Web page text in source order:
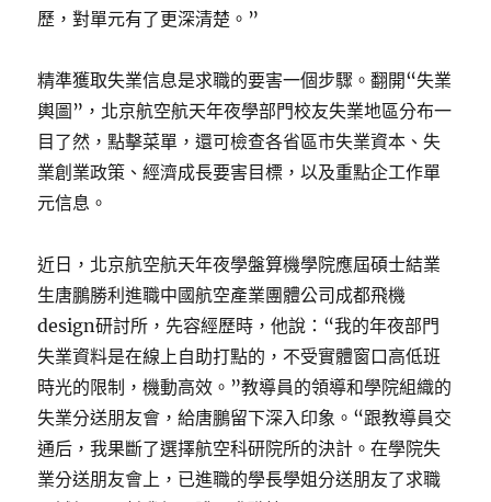
歷，對單元有了更深清楚。”
精準獲取失業信息是求職的要害一個步驟。翻開“失業
輿圖”，北京航空航天年夜學部門校友失業地區分布一
目了然，點擊菜單，還可檢查各省區市失業資本、失
業創業政策、經濟成長要害目標，以及重點企工作單
元信息。
近日，北京航空航天年夜學盤算機學院應屆碩士結業
生唐鵬勝利進職中國航空產業團體公司成都飛機
design研討所，先容經歷時，他說：“我的年夜部門
失業資料是在線上自助打點的，不受實體窗口高低班
時光的限制，機動高效。”教導員的領導和學院組織的
失業分送朋友會，給唐鵬留下深入印象。“跟教導員交
通后，我果斷了選擇航空科研院所的決計。在學院失
業分送朋友會上，已進職的學長學姐分送朋友了求職